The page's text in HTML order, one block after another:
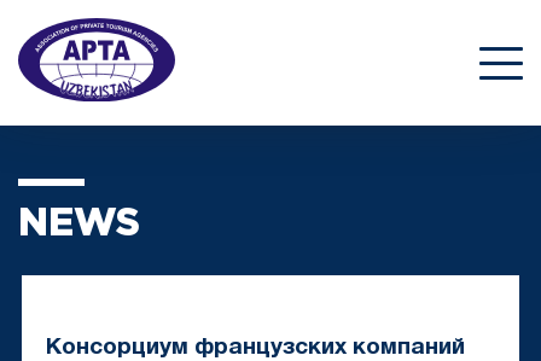
NEWS
Консорциум французских компаний